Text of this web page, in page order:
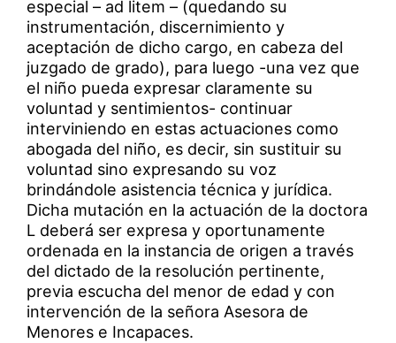
especial – ad litem – (quedando su
instrumentación, discernimiento y
aceptación de dicho cargo, en cabeza del
juzgado de grado), para luego -una vez que
el niño pueda expresar claramente su
voluntad y sentimientos- continuar
interviniendo en estas actuaciones como
abogada del niño, es decir, sin sustituir su
voluntad sino expresando su voz
brindándole asistencia técnica y jurídica.
Dicha mutación en la actuación de la doctora
L deberá ser expresa y oportunamente
ordenada en la instancia de origen a través
del dictado de la resolución pertinente,
previa escucha del menor de edad y con
intervención de la señora Asesora de
Menores e Incapaces.